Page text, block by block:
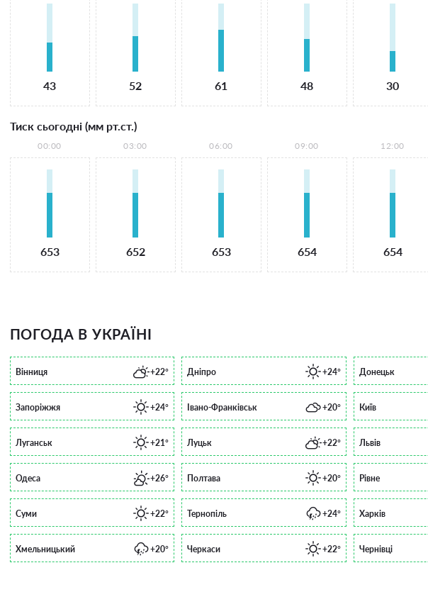
43 52 61 48 30
Тиск сьогодні (мм рт.ст.)
00:00
653
03:00
652
06:00
653
09:00
654
12:00
654
ПОГОДА В УКРАЇНІ
Вінниця +22° Дніпро +24° Донецьк
Запоріжжя +24° Івано-Франківськ +20° Київ
Луганськ +21° Луцьк +22° Львів
Одеса +26° Полтава +20° Рівне
Суми +22° Тернопіль +24° Харків
Хмельницький +20° Черкаси +22° Чернівці